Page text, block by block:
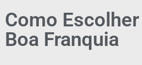
Como
Boa Franquia